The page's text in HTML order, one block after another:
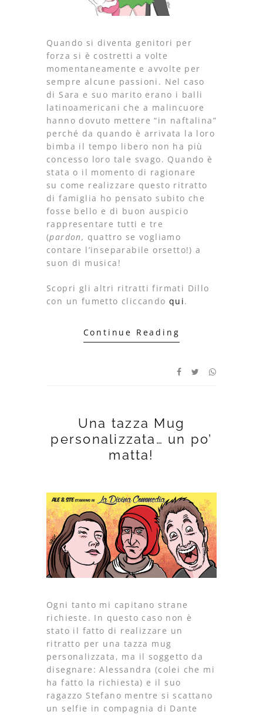
Quando si diventa genitori per
forza si è costretti a volte
momentaneamente e avvolte per
sempre alcune passioni. Nel caso
di Sara e suo marito erano i balli
latinoamericani che a malincuore
hanno dovuto mettere “in naftalina”
perché da quando è arrivata la loro
bimba il tempo libero non ha più
concesso loro tale svago. Quando è
stata o il momento di ragionare
su come realizzare questo ritratto
di famiglia ho pensato subito che
fosse bello e di buon auspicio
rappresentare tutti e tre
(pardon, quattro se vogliamo
contare l’inseparabile orsetto!) a
suon di musica!
Scopri gli altri ritratti firmati Dillo
con un fumetto cliccando qui.
Continue Reading
Una tazza Mug
personalizzata… un po’
matta!
Ogni tanto mi capitano strane
richieste. In questo caso non è
stato il fatto di realizzare un
ritratto per una tazza mug
personalizzata, ma il soggetto da
disegnare: Alessandra (colei che mi
ha fatto la richiesta) e il suo
ragazzo Stefano mentre si scattano
un selfie in compagnia di Dante